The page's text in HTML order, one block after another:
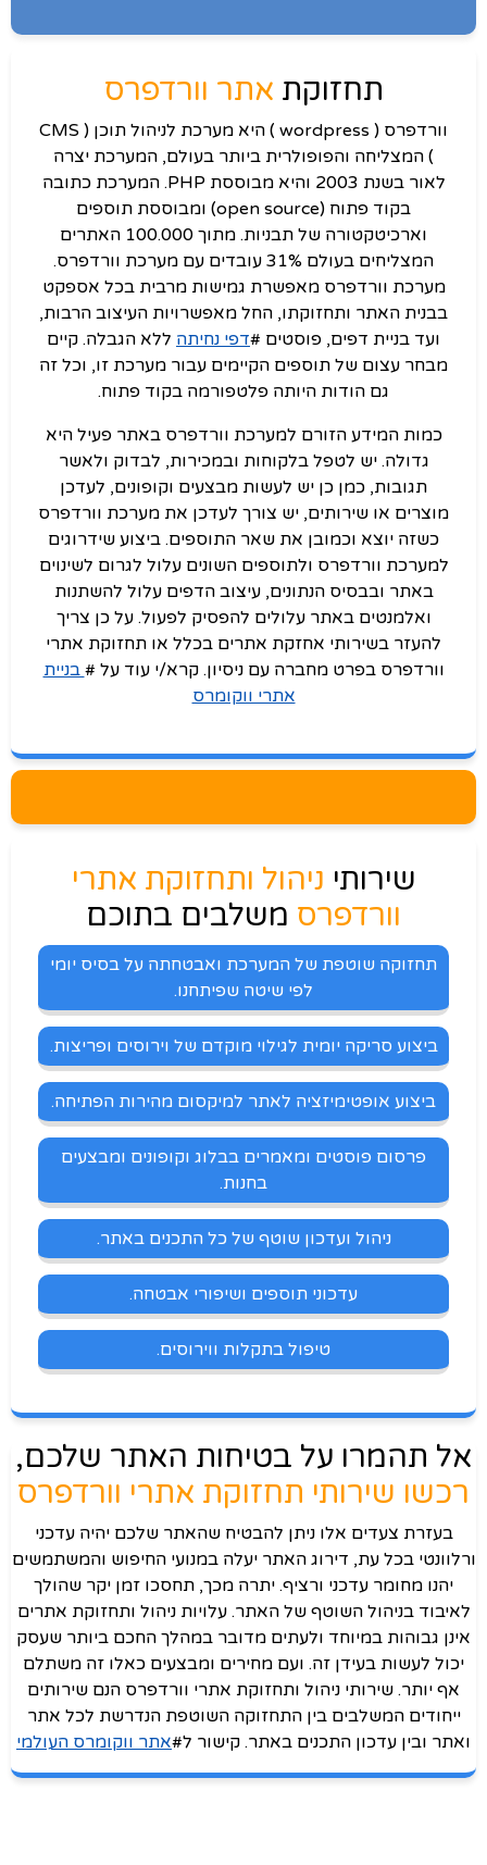
תחזוקת אתר וורדפרס
וורדפרס ( wordpress ) היא מערכת לניהול תוכן ( CMS
) המצליחה והפופולרית ביותר בעולם, המערכת יצרה
לאור בשנת 2003 והיא מבוססת PHP. המערכת כתובה
בקוד פתוח (open source) ומבוססת תוספים
וארכיטקטורה של תבניות. מתוך 100.000 האתרים
המצליחים בעולם 31% עובדים עם מערכת וורדפרס.
מערכת וורדפרס מאפשרת גמישות מרבית בכל אספקט
בבנית האתר ותחזוקתו, החל מאפשרויות העיצוב הרבות,
ועד בניית דפים, פוסטים #דפי נחיתה ללא הגבלה. קיים
מבחר עצום של תוספים הקיימים עבור מערכת זו, וכל זה
גם הודות היותה פלטפורמה בקוד פתוח.
כמות המידע הזורם למערכת וורדפרס באתר פעיל היא
גדולה. יש לטפל בלקוחות ובמכירות, לבדוק ולאשר
תגובות, כמן כן יש לעשות מבצעים וקופונים, לעדכן
מוצרים או שירותים, יש צורך לעדכן את מערכת וורדפרס
כשזה יוצא וכמובן את שאר התוספים. ביצוע שידרוגים
למערכת וורדפרס ולתוספים השונים עלול לגרום לשינוים
באתר ובבסיס הנתונים, עיצוב הדפים עלול להשתנות
ואלמנטים באתר עלולים להפסיק לפעול. על כן צריך
להעזר בשירותי אחזקת אתרים בכלל או תחזוקת אתרי
וורדפרס בפרט מחברה עם ניסיון. קרא/י עוד על # בניית
אתרי ווקומרס
שירותי ניהול ותחזוקת אתרי
וורדפרס משלבים בתוכם
תחזוקה שוטפת של המערכת ואבטחתה על בסיס יומי
לפי שיטה שפיתחנו.
ביצוע סריקה יומית לגילוי מוקדם של וירוסים ופריצות.
ביצוע אופטימיזציה לאתר למיקסום מהירות הפתיחה.
פרסום פוסטים ומאמרים בבלוג וקופונים ומבצעים
בחנות.
ניהול ועדכון שוטף של כל התכנים באתר.
עדכוני תוספים ושיפורי אבטחה.
טיפול בתקלות ווירוסים.
אל תהמרו על בטיחות האתר שלכם,
רכשו שירותי תחזוקת אתרי וורדפרס
בעזרת צעדים אלו ניתן להבטיח שהאתר שלכם יהיה עדכני
ורלוונטי בכל עת, דירוג האתר יעלה במנועי החיפוש והמשתמשים
יהנו מחומר עדכני ורציף. יתרה מכך, תחסכו זמן יקר שהולך
לאיבוד בניהול השוטף של האתר. עלויות ניהול ותחזוקת אתרים
אינן גבוהות במיוחד ולעתים מדובר במהלך החכם ביותר שעסק
יכול לעשות בעידן זה. ועם מחירים ומבצעים כאלו זה משתלם
אף יותר. שירותי ניהול ותחזוקת אתרי וורדפרס הנם שירותים
ייחודים המשלבים בין התחזוקה השוטפת הנדרשת לכל אתר
ואתר ובין עדכון התכנים באתר. קישור ל#אתר ווקומרס העולמי